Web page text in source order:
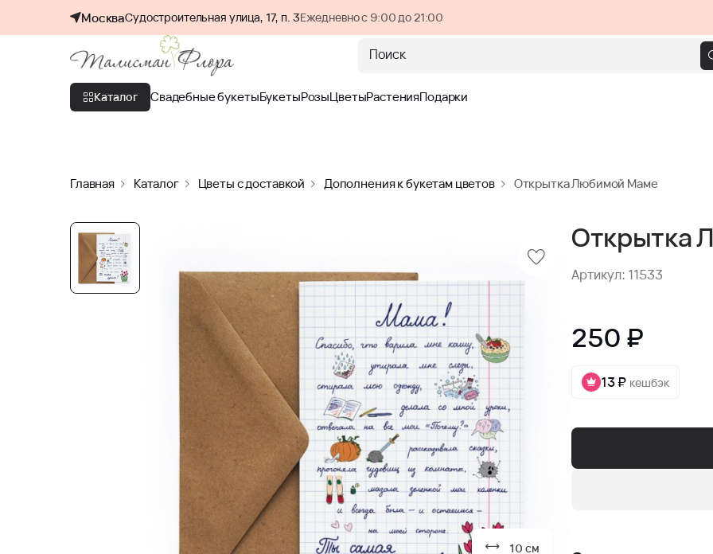
МоскваСудостроительная улица, 17, п. 3Ежедневно с 9:00 до 21:00
Поиск
Каталог Свадебные букетыБукетыРозыЦветыРастенияПодарки
Главная Каталог Цветы с доставкой Дополнения к букетам цветов Открытка Любимой Маме
10 см
Открытка
Артикул: 11533
250 ₽
13 ₽ кешбэк